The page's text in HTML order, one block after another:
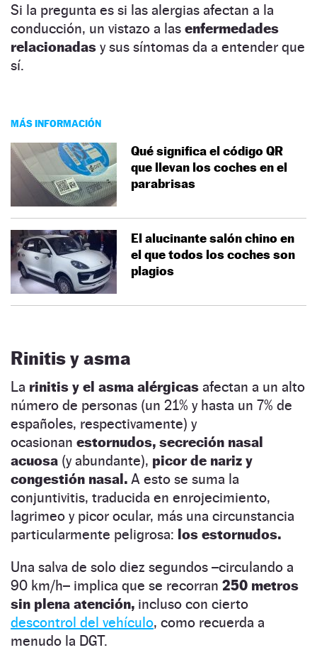
Si la pregunta es si las alergias afectan a la
conducción, un vistazo a las enfermedades
relacionadas y sus síntomas da a entender que
sí.
MÁS INFORMACIÓN
Qué significa el código QR
que llevan los coches en el
parabrisas
El alucinante salón chino en
el que todos los coches son
plagios
Rinitis y asma
La rinitis y el asma alérgicas afectan a un alto
número de personas (un 21% y hasta un 7% de
españoles, respectivamente) y
ocasionan estornudos, secreción nasal
acuosa (y abundante), picor de nariz y
congestión nasal. A esto se suma la
conjuntivitis, traducida en enrojecimiento,
lagrimeo y picor ocular, más una circunstancia
particularmente peligrosa: los estornudos.
Una salva de solo diez segundos –circulando a
90 km/h– implica que se recorran 250 metros
sin plena atención, incluso con cierto
descontrol del vehículo, como recuerda a
menudo la DGT.